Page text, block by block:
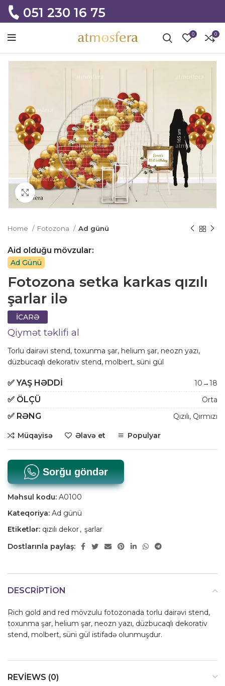
051 230 16 75
0 0
Click to enlarge
Home Fotozona Ad günü
Aid olduğu mövzular:
Ad Günü
Fotozona setka karkas qızılı
şarlar ilə
İCARƏ
Qiymət təklifi al
Torlu dairəvi stend, toxunma şar, helium şar, neozn yazı,
düzbucaqlı dekorativ stend, molbert, süni gül
✅YAŞ HƏDDI 10→18
✅ ÖLÇÜ Orta
✅ RƏNG Qızılı, Qırmızı
Müqayisə Əlavə et Populyar
Sorğu göndər
Məhsul kodu: A0100
Kateqoriya: Ad günü
Etiketlər: qızılı dekor, şarlar
Dostlarınla paylaş:
DESCRIPTION
Rich gold and red mövzulu fotozonada torlu dairəvi stend,
toxunma şar, helium şar, neozn yazı, düzbucaqlı dekorativ
stend, molbert, süni gül istifadə olunmuşdur.
REVIEWS (0)